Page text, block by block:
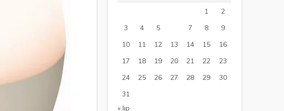
1
2
3
4 5 7 8
9
10
11 12 13 14 15
16
17
18 19 20 21 22
23
24
25 26 27 28 29
30
31
« lip